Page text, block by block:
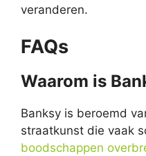
veranderen.
FAQs
Waarom is
Banksy is beroemd
straatkunst die vaak
boodschappen